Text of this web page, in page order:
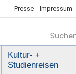
Presse Impressum
Suchen
nach:
Kultur- +
Studienreisen